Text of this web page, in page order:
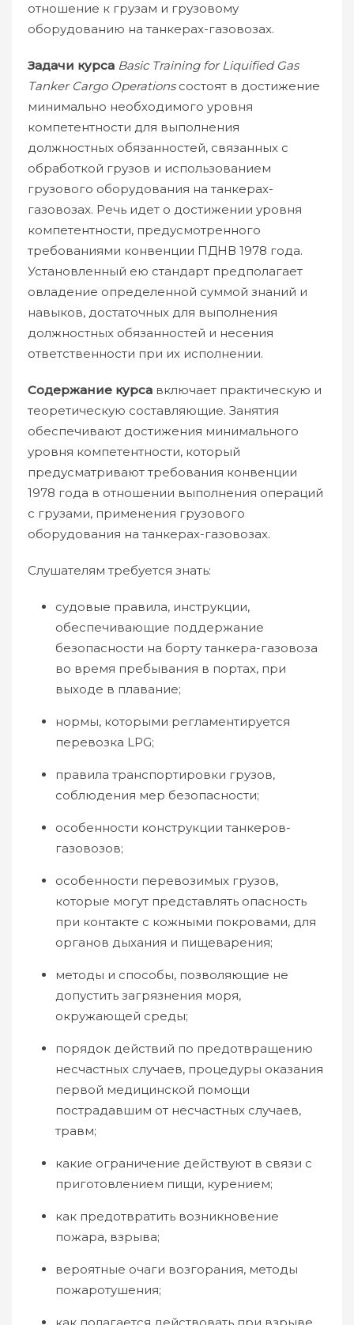
отношение к грузам и грузовому
оборудованию на танкерах-газовозах.
Задачи курса Basic Training for Liquified Gas
Tanker Cargo Operations состоят в достижение
минимально необходимого уровня
компетентности для выполнения
должностных обязанностей, связанных с
обработкой грузов и использованием
грузового оборудования на танкерах-
газовозах. Речь идет о достижении уровня
компетентности, предусмотренного
требованиями конвенции ПДНВ 1978 года.
Установленный ею стандарт предполагает
овладение определенной суммой знаний и
навыков, достаточных для выполнения
должностных обязанностей и несения
ответственности при их исполнении.
Содержание курса включает практическую и
теоретическую составляющие. Занятия
обеспечивают достижения минимального
уровня компетентности, который
предусматривают требования конвенции
1978 года в отношении выполнения операций
с грузами, применения грузового
оборудования на танкерах-газовозах.
Слушателям требуется знать:
судовые правила, инструкции,
обеспечивающие поддержание
безопасности на борту танкера-газовоза
во время пребывания в портах, при
выходе в плавание;
нормы, которыми регламентируется
перевозка LPG;
правила транспортировки грузов,
соблюдения мер безопасности;
особенности конструкции танкеров-
газовозов;
особенности перевозимых грузов,
которые могут представлять опасность
при контакте с кожными покровами, для
органов дыхания и пищеварения;
методы и способы, позволяющие не
допустить загрязнения моря,
окружающей среды;
порядок действий по предотвращению
несчастных случаев, процедуры оказания
первой медицинской помощи
пострадавшим от несчастных случаев,
травм;
какие ограничение действуют в связи с
приготовлением пищи, курением;
как предотвратить возникновение
пожара, взрыва;
вероятные очаги возгорания, методы
пожаротушения;